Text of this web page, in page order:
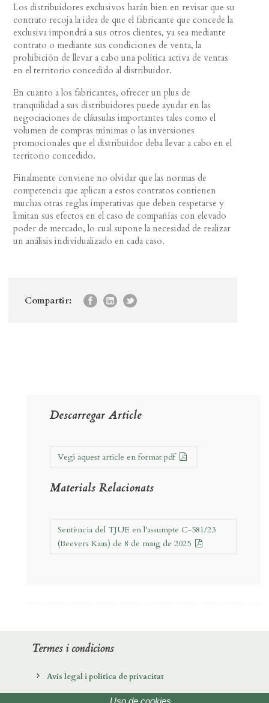
Los distribuidores exclusivos harán bien en revisar que su
contrato recoja la idea de que el fabricante que concede la
exclusiva impondrá a sus otros clientes, ya sea mediante
contrato o mediante sus condiciones de venta, la
prohibición de llevar a cabo una política activa de ventas
en el territorio concedido al distribuidor.
En cuanto a los fabricantes, ofrecer un plus de
tranquilidad a sus distribuidores puede ayudar en las
negociaciones de cláusulas importantes tales como el
volumen de compras mínimas o las inversiones
promocionales que el distribuidor deba llevar a cabo en el
territorio concedido.
Finalmente conviene no olvidar que las normas de
competencia que aplican a estos contratos contienen
muchas otras reglas imperativas que deben respetarse y
limitan sus efectos en el caso de compañías con elevado
poder de mercado, lo cual supone la necesidad de realizar
un análisis individualizado en cada caso.
Compartir:
Descarregar Article
Vegi aquest article en format pdf
Materials Relacionats
Sentència del TJUE en l'assumpte C-581/23
(Beevers Kaas) de 8 de maig de 2025
Termes i condicions
Avís legal i política de privacitat
Política de cookiesUso de cookies